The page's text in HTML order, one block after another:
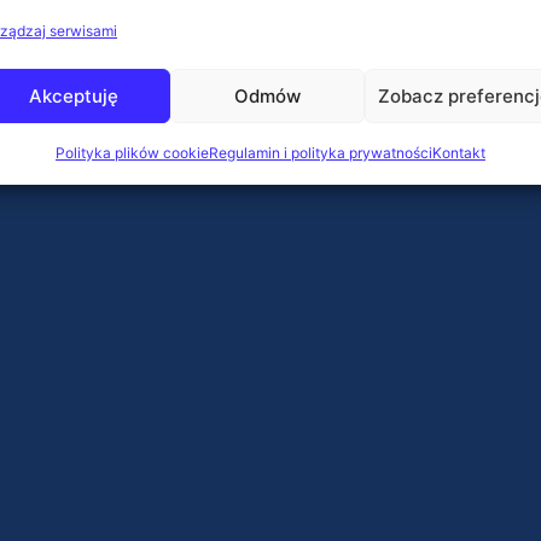
serwisami
Akceptuję Odmów Zobacz
Polityka plików cookieRegulamin i polityka prywatnościKontakt